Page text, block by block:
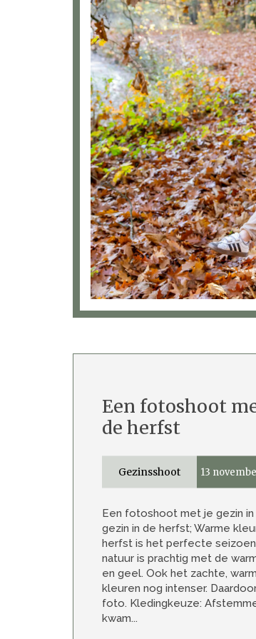
Een fotoshoot
de herfst
13
Gezinsshoot
Een fotoshoot met je gezin
gezin in de herfst; Warme
herfst is het perfecte
natuur is prachtig met de
en geel. Ook het zachte,
kleuren nog intenser.
foto. Kledingkeuze:
kwam...